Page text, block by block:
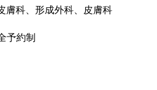
膚科、形成外科、皮膚科
予約制